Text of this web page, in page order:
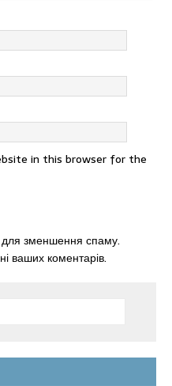
in this browser for the
зменшення спаму.
ваших коментарів.